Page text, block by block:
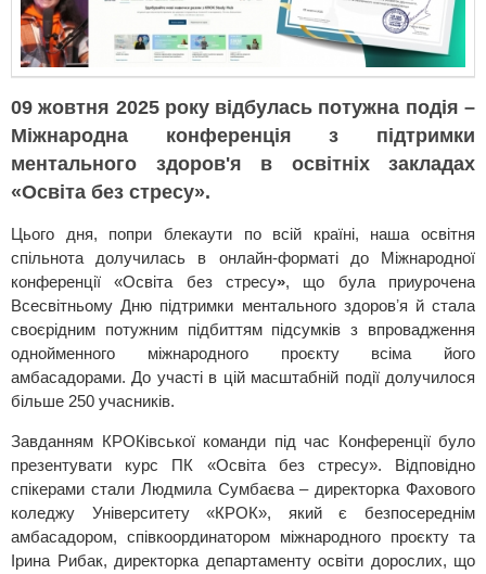
09 жовтня 2025 року відбулась потужна подія –
Міжнародна конференція з підтримки
ментального здоров'я в освітніх закладах
«Освіта без стресу».
Цього дня, попри блекаути по всій країні, наша освітня
спільнота долучилась в онлайн-форматі до Міжнародної
конференції «Освіта без стресу», що була приурочена
Всесвітньому Дню підтримки ментального здоровʼя й стала
своєрідним потужним підбиттям підсумків з впровадження
однойменного міжнародного проєкту всіма його
амбасадорами. До участі в цій масштабній події долучилося
більше 250 учасників.
Завданням КРОКівської команди під час Конференції було
презентувати курс ПК «Освіта без стресу». Відповідно
спікерами стали Людмила Сумбаєва – директорка Фахового
коледжу Університету «КРОК», який є безпосереднім
амбасадором, співкоординатором міжнародного проєкту та
Ірина Рибак, директорка департаменту освіти дорослих, що